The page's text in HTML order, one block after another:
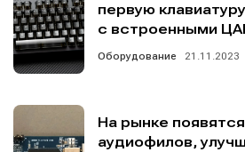
первую
с встроенными
Оборудование 21.11.2023
На рынке
аудиофилов,